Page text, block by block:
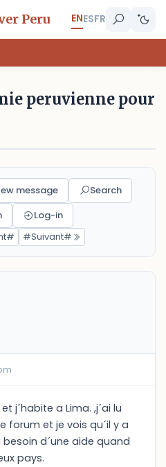
Peru ENESFR
peruvienne pour
message
Search
Log-in
#Suivant#
j´habite a Lima. ,j´ai lu
forum et je vois qu´il y a
d´une aide quand
pays.